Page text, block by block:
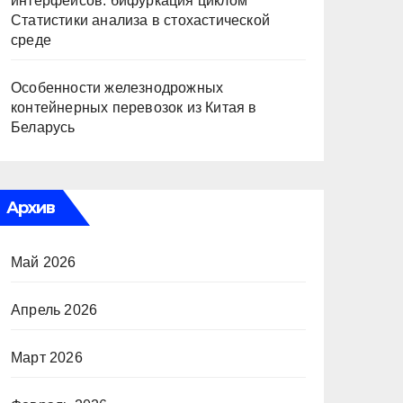
Статистики анализа в стохастической
среде
Особенности железнодрожных
контейнерных перевозок из Китая в
Беларусь
Архив
Май 2026
Апрель 2026
Март 2026